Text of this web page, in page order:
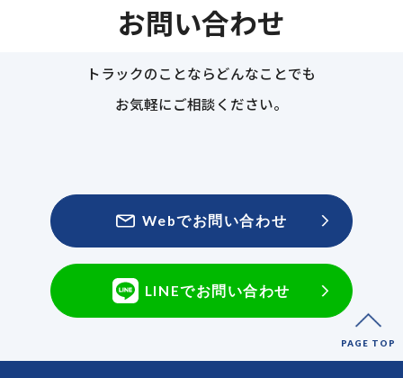
お問い合わせ
トラックのことならどんなことでも
お気軽にご相談ください。
Webでお問い合わせ
LINEでお問い合わせ
PAGE TOP